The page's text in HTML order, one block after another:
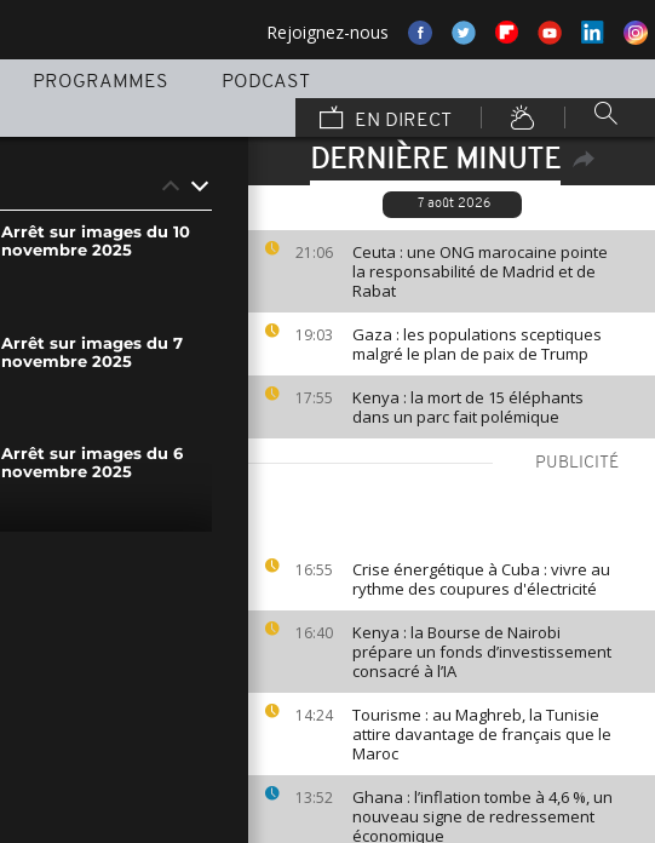
Rejoignez-nous
PROGRAMMES
PODCAST
EN DIRECT
DERNIÈRE MINUTE
7 août 2026
21:06
Ceuta : une ONG marocaine pointe
la responsabilité de Madrid et de
Rabat
19:03
Gaza : les populations sceptiques
malgré le plan de paix de Trump
17:55
Kenya : la mort de 15 éléphants
dans un parc fait polémique
PUBLICITÉ
16:55
Crise énergétique à Cuba : vivre au
rythme des coupures d'électricité
16:40
Kenya : la Bourse de Nairobi
prépare un fonds d’investissement
consacré à l’IA
14:24
Tourisme : au Maghreb, la Tunisie
attire davantage de français que le
Maroc
13:52
Ghana : l’inflation tombe à 4,6 %, un
nouveau signe de redressement
économique
Arrêt sur images du 10
novembre 2025
Arrêt sur images du 7
novembre 2025
Arrêt sur images du 6
novembre 2025